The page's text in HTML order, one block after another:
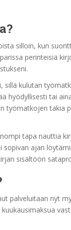
silloin, kun
perinteisiä
kulutan
hyödyllisesti tai
työmatkojen takia
tapa nauttia
ajan
sisältöön
palveluitaan nyt